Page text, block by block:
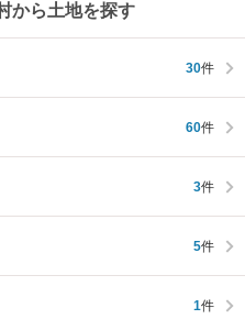
から土地を探す
30件
60件
3件
5件
1件